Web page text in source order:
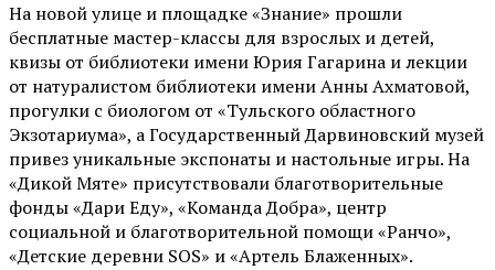
На новой улице и площадке «Знание» прошли
бесплатные мастер-классы для взрослых и детей,
квизы от библиотеки имени Юрия Гагарина и лекции
от натуралистом библиотеки имени Анны Ахматовой,
прогулки с биологом от «Тульского областного
Экзотариума», а Государственный Дарвиновский музей
привез уникальные экспонаты и настольные игры. На
«Дикой Мяте» присутствовали благотворительные
фонды «Дари Еду», «Команда Добра», центр
социальной и благотворительной помощи «Ранчо»,
«Детские деревни SOS» и «Артель Блаженных».